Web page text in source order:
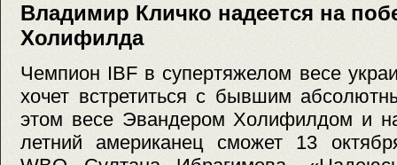
Владимир Кличко надеется на
Холифилда
Чемпион IBF в супертяжелом весе
хочет встретиться с бывшим
этом весе Эвандером Холифилдом и
летний американец сможет 13